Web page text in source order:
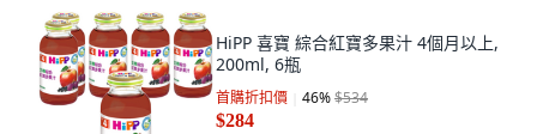
HiPP 喜寶 綜合紅寶多果汁 4個月以上,
200ml, 6瓶
首購折扣價 46%$534
$284